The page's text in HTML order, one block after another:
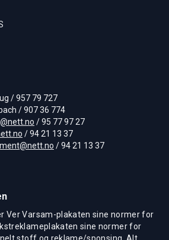
/ 957 79 727
/ 907 36 774
/ 95 77 97 27
/ 94 21 13 37
/ 94 21 13 37
Ver Varsam-plakaten sine normer for
sine normer for